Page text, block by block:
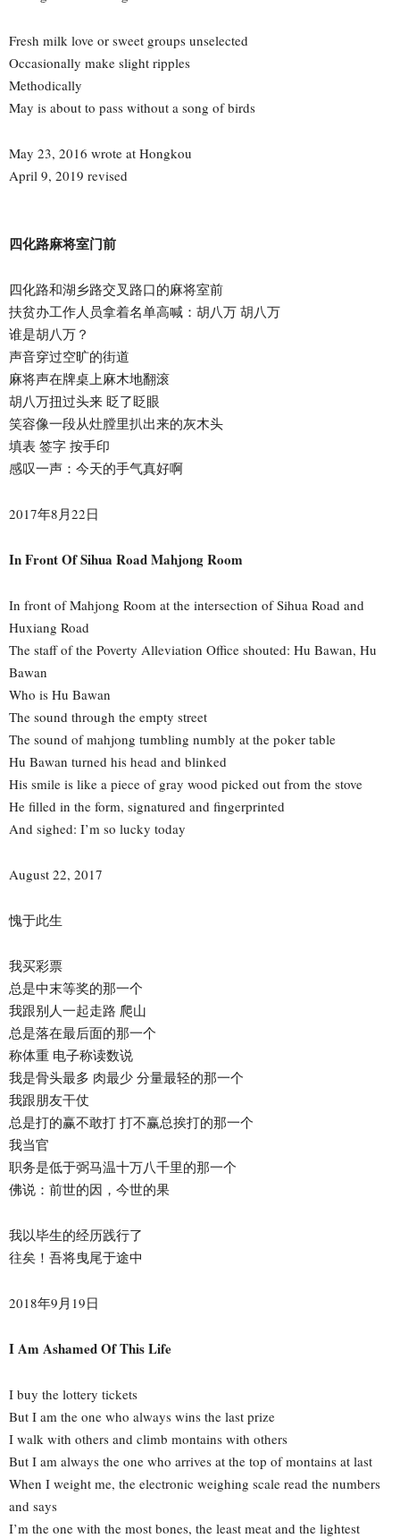
Fresh milk love or sweet groups unselected
Occasionally make slight ripples
Methodically
May is about to pass without a song of birds
May 23, 2016 wrote at Hongkou
April 9, 2019 revised
四化路麻将室门前
四化路和湖乡路交叉路口的麻将室前
扶贫办工作人员拿着名单高喊：胡八万 胡八万
谁是胡八万？
声音穿过空旷的街道
麻将声在牌桌上麻木地翻滚
胡八万扭过头来 眨了眨眼
笑容像一段从灶膛里扒出来的灰木头
填表 签字 按手印
感叹一声：今天的手气真好啊
2017年8月22日
In Front Of Sihua Road Mahjong Room
In front of Mahjong Room at the intersection of Sihua Road and
Huxiang Road
The staff of the Poverty Alleviation Office shouted: Hu Bawan, Hu
Bawan
Who is Hu Bawan
The sound through the empty street
The sound of mahjong tumbling numbly at the poker table
Hu Bawan turned his head and blinked
His smile is like a piece of gray wood picked out from the stove
He filled in the form, signatured and fingerprinted
And sighed: I’m so lucky today
August 22, 2017
愧于此生
我买彩票
总是中末等奖的那一个
我跟别人一起走路 爬山
总是落在最后面的那一个
称体重 电子称读数说
我是骨头最多 肉最少 分量最轻的那一个
我跟朋友干仗
总是打的赢不敢打 打不赢总挨打的那一个
我当官
职务是低于弼马温十万八千里的那一个
佛说：前世的因，今世的果
我以毕生的经历践行了
往矣！吾将曳尾于途中
2018年9月19日
I Am Ashamed Of This Life
I buy the lottery tickets
But I am the one who always wins the last prize
I walk with others and climb montains with others
But I am always the one who arrives at the top of montains at last
When I weight me, the electronic weighing scale read the numbers
and says
I’m the one with the most bones, the least meat and the lightest